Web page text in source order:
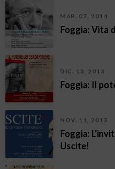
MAR. 07, 2014
Foggia: Vita
DIC. 13, 2013
Foggia: Il
NOV. 11, 2013
Foggia:
Uscite!